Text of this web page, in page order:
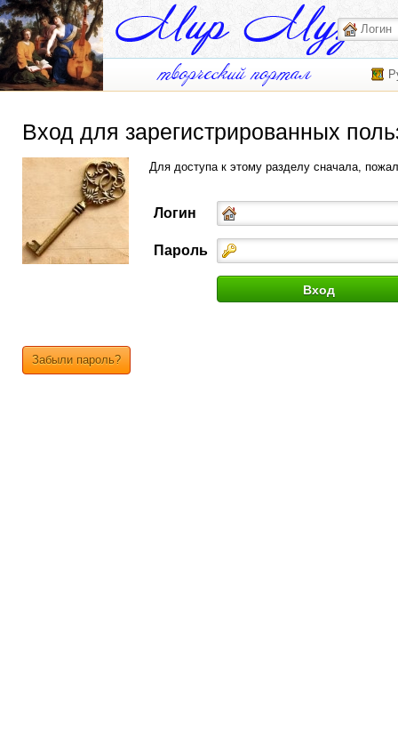
Вход для зарегистрированных
Для доступа к этому разделу сначала,
Логин
Пароль
Забыли пароль?